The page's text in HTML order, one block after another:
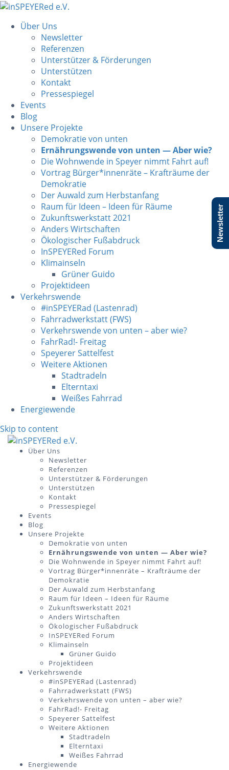
Über Uns
Newsletter
Referenzen
Unterstützer & Förderungen
Unterstützen
Kontakt
Pressespiegel
Events
Blog
Unsere Projekte
Demokratie von unten
Ernährungswende von unten — Aber wie?
Die Wohnwende in Speyer nimmt Fahrt auf!
Vortrag Bürger*innenräte – Krafträume der
Demokratie
Der Auwald zum Herbstanfang
Raum für Ideen – Ideen für Räume
Zukunftswerkstatt 2021
Anders Wirtschaften
Ökologischer Fußabdruck
InSPEYERed Forum
Klimainseln
Grüner Guido
Projektideen
Verkehrswende
#inSPEYERad (Lastenrad)
Fahrradwerkstatt (FWS)
Verkehrswende von unten – aber wie?
FahrRad!- Freitag
Speyerer Sattelfest
Weitere Aktionen
Stadtradeln
Elterntaxi
Weißes Fahrrad
Energiewende
Skip to content
Über Uns
Newsletter
Referenzen
Unterstützer & Förderungen
Unterstützen
Kontakt
Pressespiegel
Events
Blog
Unsere Projekte
Demokratie von unten
Ernährungswende von unten — Aber wie?
Die Wohnwende in Speyer nimmt Fahrt auf!
Vortrag Bürger*innenräte – Krafträume der
Demokratie
Der Auwald zum Herbstanfang
Raum für Ideen – Ideen für Räume
Zukunftswerkstatt 2021
Anders Wirtschaften
Ökologischer Fußabdruck
InSPEYERed Forum
Klimainseln
Grüner Guido
Projektideen
Verkehrswende
#inSPEYERad (Lastenrad)
Fahrradwerkstatt (FWS)
Verkehrswende von unten – aber wie?
FahrRad!- Freitag
Speyerer Sattelfest
Weitere Aktionen
Stadtradeln
Elterntaxi
Weißes Fahrrad
Energiewende
Newsletter